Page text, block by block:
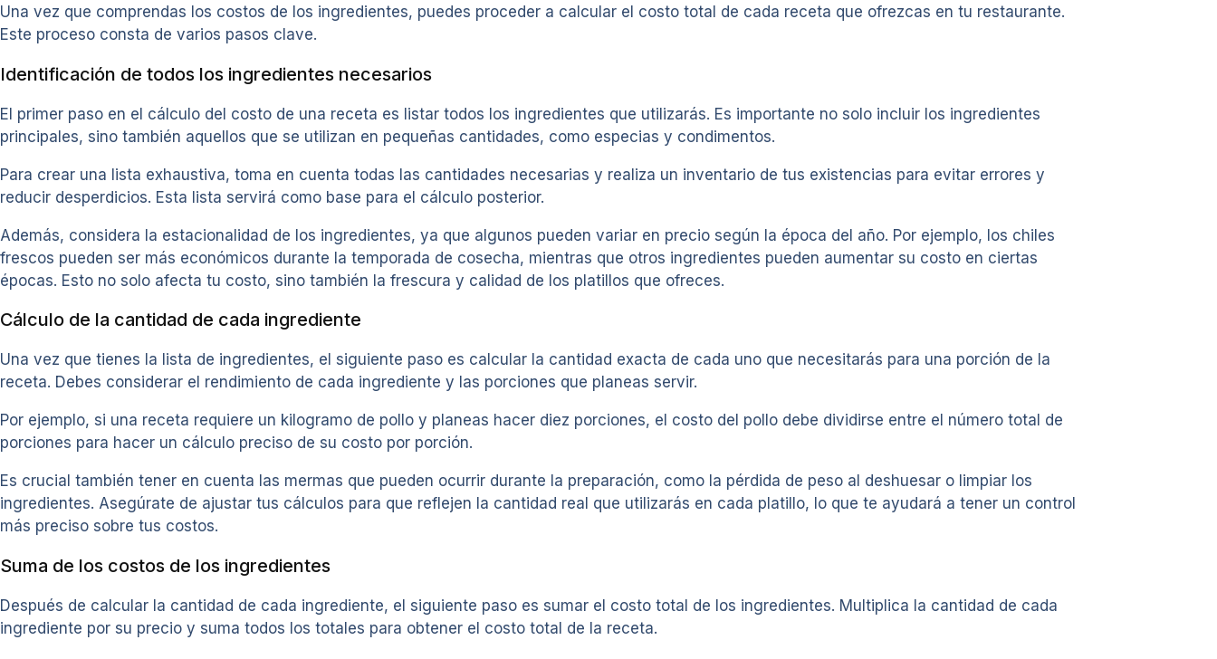
Una vez que comprendas los costos de los ingredientes, puedes proceder a calcular el costo total de cada receta que ofrezcas en tu restaurante.
Este proceso consta de varios pasos clave.
Identificación de todos los ingredientes necesarios
El primer paso en el cálculo del costo de una receta es listar todos los ingredientes que utilizarás. Es importante no solo incluir los ingredientes
principales, sino también aquellos que se utilizan en pequeñas cantidades, como especias y condimentos.
Para crear una lista exhaustiva, toma en cuenta todas las cantidades necesarias y realiza un inventario de tus existencias para evitar errores y
reducir desperdicios. Esta lista servirá como base para el cálculo posterior.
Además, considera la estacionalidad de los ingredientes, ya que algunos pueden variar en precio según la época del año. Por ejemplo, los chiles
frescos pueden ser más económicos durante la temporada de cosecha, mientras que otros ingredientes pueden aumentar su costo en ciertas
épocas. Esto no solo afecta tu costo, sino también la frescura y calidad de los platillos que ofreces.
Cálculo de la cantidad de cada ingrediente
Una vez que tienes la lista de ingredientes, el siguiente paso es calcular la cantidad exacta de cada uno que necesitarás para una porción de la
receta. Debes considerar el rendimiento de cada ingrediente y las porciones que planeas servir.
Por ejemplo, si una receta requiere un kilogramo de pollo y planeas hacer diez porciones, el costo del pollo debe dividirse entre el número total de
porciones para hacer un cálculo preciso de su costo por porción.
Es crucial también tener en cuenta las mermas que pueden ocurrir durante la preparación, como la pérdida de peso al deshuesar o limpiar los
ingredientes. Asegúrate de ajustar tus cálculos para que reflejen la cantidad real que utilizarás en cada platillo, lo que te ayudará a tener un control
más preciso sobre tus costos.
Suma de los costos de los ingredientes
Después de calcular la cantidad de cada ingrediente, el siguiente paso es sumar el costo total de los ingredientes. Multiplica la cantidad de cada
ingrediente por su precio y suma todos los totales para obtener el costo total de la receta.